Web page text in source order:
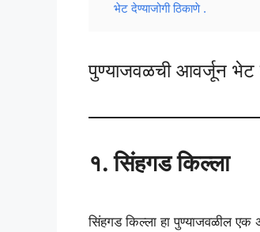
भेट देण्याजोगी ठिकाणे .
पुण्याजवळची आवर्जून भेट
१. सिंहगड किल्ला
सिंहगड किल्ला हा पुण्याजवळील एक